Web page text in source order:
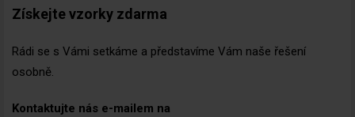
Získejte vzorky zdarma
Rádi se s Vámi setkáme a představíme Vám naše řešení
osobně.
Kontaktujte nás e-mailem na